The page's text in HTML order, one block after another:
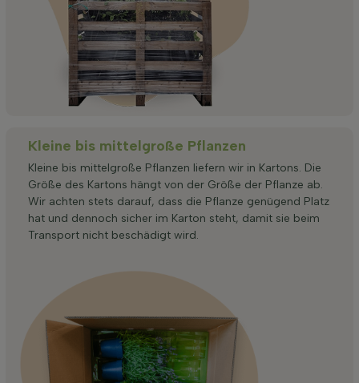
Kleine bis mittelgroße Pflanzen
Kleine bis mittelgroße Pflanzen liefern wir in Kartons. Die
Größe des Kartons hängt von der Größe der Pflanze ab.
Wir achten stets darauf, dass die Pflanze genügend Platz
hat und dennoch sicher im Karton steht, damit sie beim
Transport nicht beschädigt wird.